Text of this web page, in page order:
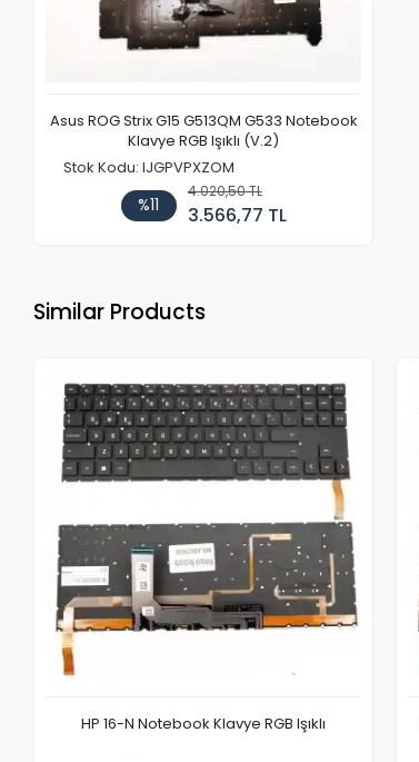
Asus ROG Strix G15 G513QM G533 Notebook
Klavye RGB Işıklı (V.2)
Stok Kodu: IJGPVPXZOM
%11
4.020,50 TL
3.566,77 TL
Similar Products
HP 16-N Notebook Klavye RGB Işıklı